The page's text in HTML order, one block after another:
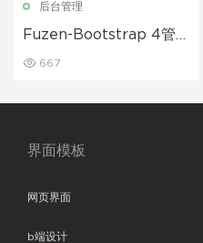
后台管理
Fuzen-Bootstrap 4管理
667
界面模板
网页界面
b端设计